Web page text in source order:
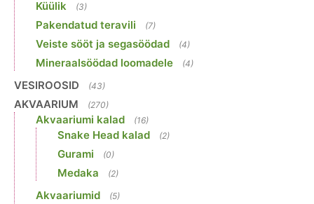
Küülik (3)
Pakendatud teravili (7)
Veiste sööt ja segasöödad (4)
Mineraalsöödad loomadele (4)
VESIROOSID (43)
AKVAARIUM (270)
Akvaariumi kalad (16)
Snake Head kalad (2)
Gurami (0)
Medaka (2)
Akvaariumid (5)